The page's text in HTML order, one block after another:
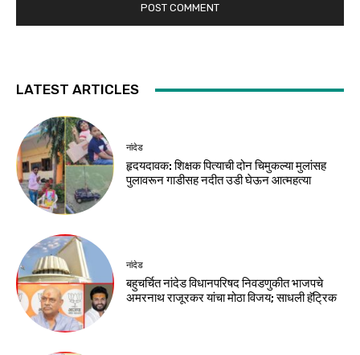
LATEST ARTICLES
नांदेड
हृदयदावक: शिक्षक पित्याची दोन चिमुकल्या मुलांसह
पुलावरून गाडीसह नदीत उडी घेऊन आत्महत्या
नांदेड
बहुचर्चित नांदेड विधानपरिषद निवडणुकीत भाजपचे
अमरनाथ राजूरकर यांचा मोठा विजय; साधली हॅट्रिक